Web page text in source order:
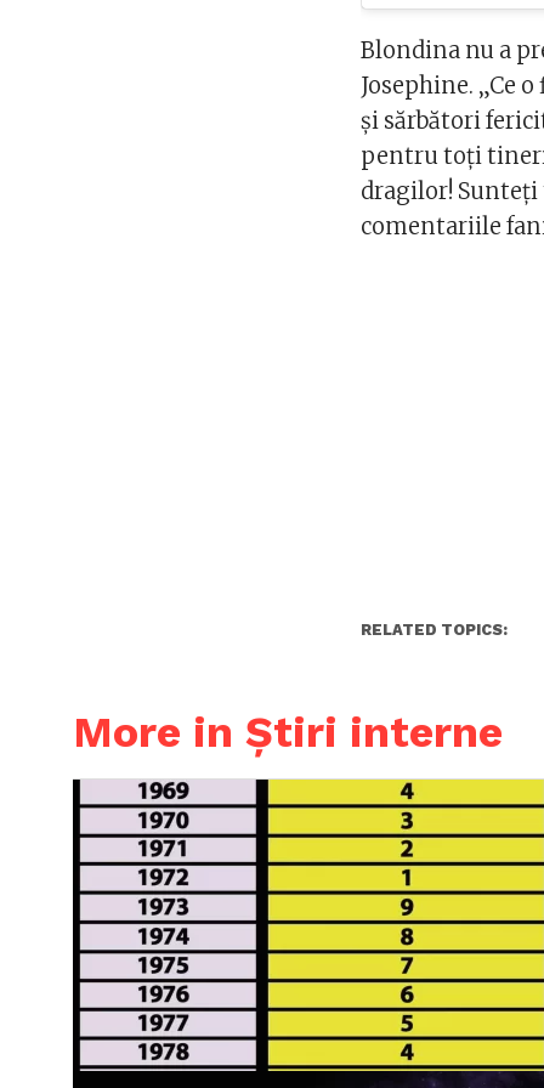
Blondina nu a
Josephine. „Ce
și sărbători
pentru toți
dragilor! Sunteți
comentariile
RELATED TOPICS:
More in Știri interne